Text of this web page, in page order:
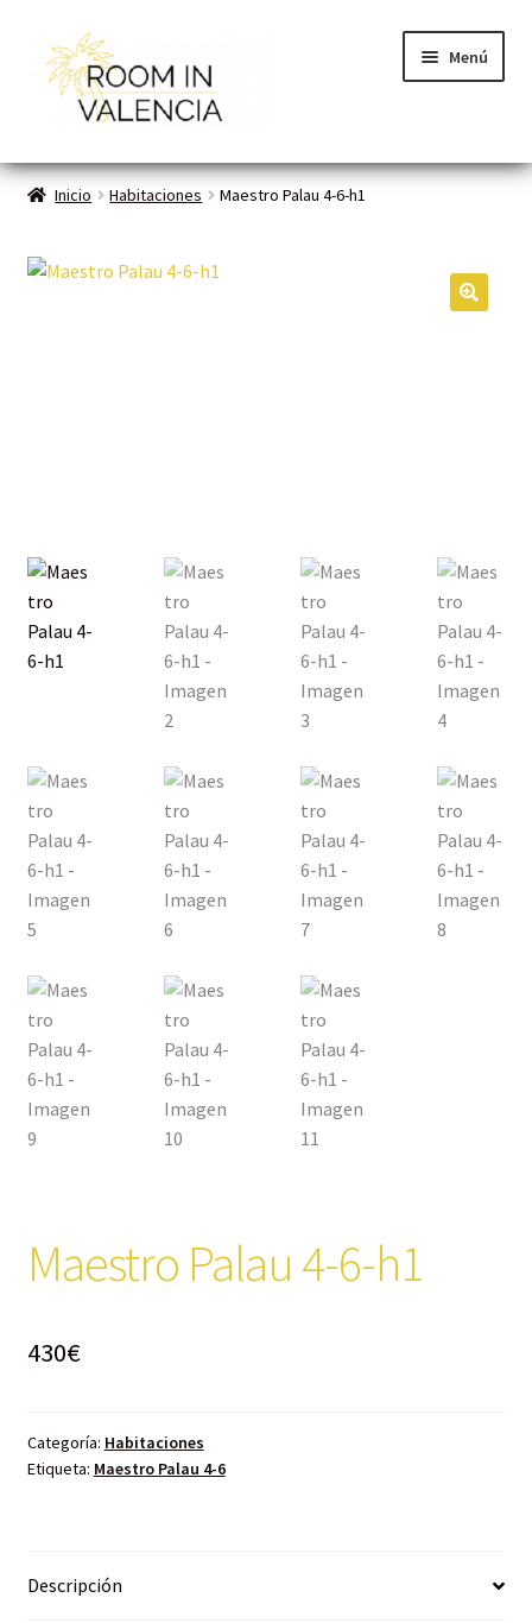
Menú
Inicio
Inicio Habitaciones Maestro Palau 4-6-h1
Maestro Palau 4-6-h1
430€
Categoría: Habitaciones
Etiqueta: Maestro Palau 4-6
Descripción